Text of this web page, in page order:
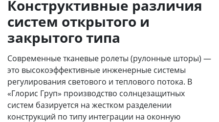
Конструктивные различия
систем открытого и
закрытого типа
Современные тканевые ролеты (рулонные шторы) —
это высокоэффективные инженерные системы
регулирования светового и теплового потока. В
«Глорис Груп» производство солнцезащитных
систем базируется на жестком разделении
конструкций по типу интеграции на оконную